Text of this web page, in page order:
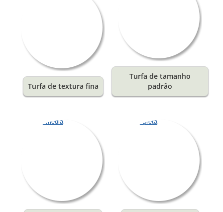
Turfa de textura fina
Turfa de tamanho
padrão